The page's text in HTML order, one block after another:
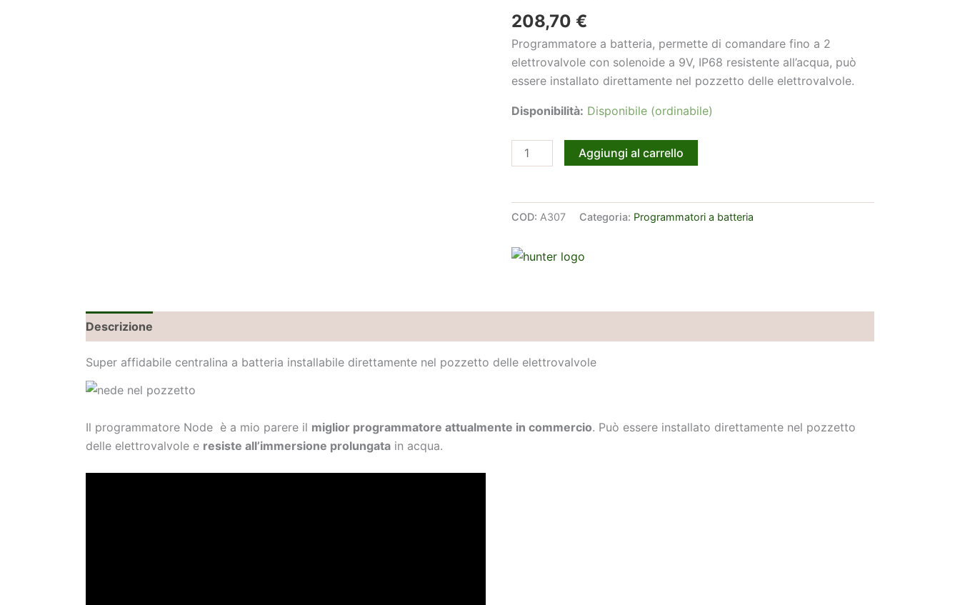
208,70€
Programmatore a batteria, permette di comandare fino a 2
elettrovalvole con solenoide a 9V, IP68 resistente all’acqua, può
essere installato direttamente nel pozzetto delle elettrovalvole.
Disponibilità: Disponibile (ordinabile)
Hunter
Node
-
centralina
batteria
Aggiungi al carrello
COD: A307 Categoria: Programmatori a batteria
Descrizione
Super affidabile centralina a batteria installabile direttamente nel pozzetto delle elettrovalvole
Il programmatore Node è a mio parere il miglior programmatore attualmente in commercio. Può essere installato direttamente nel pozzetto
delle elettrovalvole e resiste all’immersione prolungata in acqua.